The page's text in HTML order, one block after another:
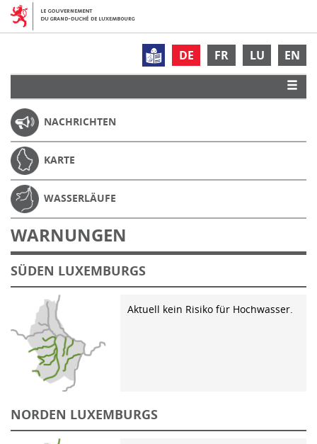
DE FR LU EN
NACHRICHTEN
KARTE
WASSERLÄUFE
WARNUNGEN
SÜDEN LUXEMBURGS
Aktuell kein Risiko für Hochwasser.
NORDEN LUXEMBURGS